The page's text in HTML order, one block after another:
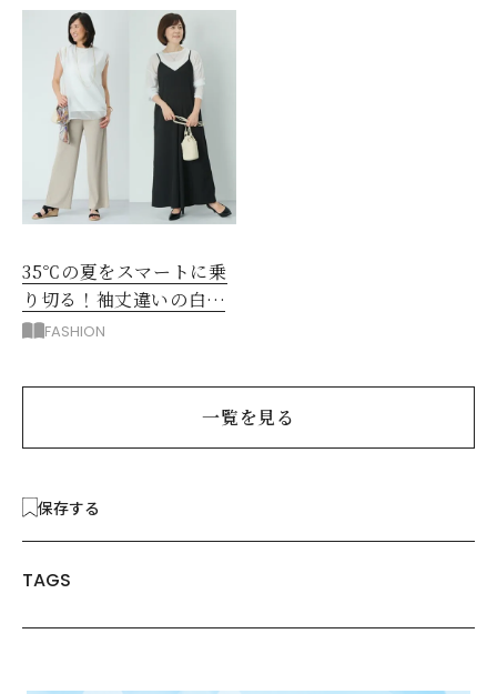
35℃の夏をスマートに乗
り切る！袖丈違いの白シ
アー2枚で5着回し
FASHION
一覧を見る
保存する
TAGS